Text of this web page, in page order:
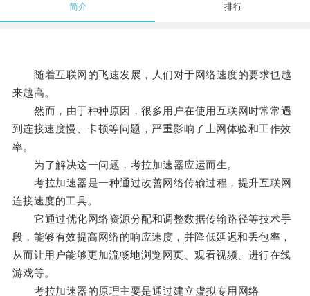
简介 排行
随着互联网的飞速发展，人们对于网络速度的要求也越
来越高。
然而，由于种种原因，很多用户在使用互联网时常常遇
到连接速度慢、卡顿等问题，严重影响了上网体验和工作效
率。
为了解决这一问题，考拉加速器应运而生。
考拉加速器是一种通过改善网络传输过程，提升互联网
连接速度的工具。
它通过优化网络资源分配和调整数据传输路径等技术手
段，能够有效提高网络的响应速度，并降低延迟和丢包率，
从而让用户能够更加流畅地浏览网页、观看视频、进行在线
游戏等。
考拉加速器的原理主要是通过建立虚拟专用网络